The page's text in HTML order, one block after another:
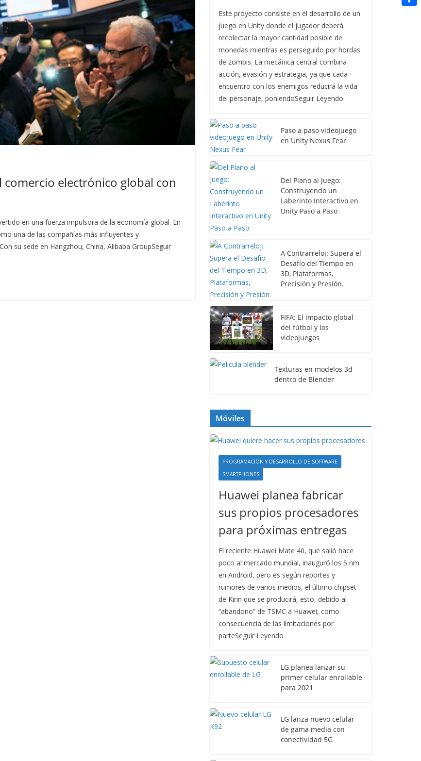
electrónico global con
en una fuerza impulsora de la economía global. En
una de las compañías más influyentes y
su sede en Hangzhou, China, Alibaba GroupSeguir
Este proyecto consiste en el desarrollo de un
juego en Unity donde el jugador deberá
recolectar la mayor cantidad posible de
monedas mientras es perseguido por hordas
de zombis. La mecánica central combina
acción, evasión y estrategia, ya que cada
encuentro con los enemigos reducirá la vida
del personaje, poniendoSeguir Leyendo
Paso a paso videojuego
en Unity Nexus Fear
Del Plano al Juego:
Construyendo un
Laberinto Interactivo en
Unity Paso a Paso
A Contrarreloj: Supera el
Desafío del Tiempo en
3D, Plataformas,
Precisión y Presión.
FIFA: El impacto global
del fútbol y los
videojuegos
Texturas en modelos 3d
dentro de Blender
Móviles
PROGRAMACIÓN Y DESARROLLO DE SOFTWARE
SMARTPHONES
Huawei planea fabricar
sus propios procesadores
para próximas entregas
El reciente Huawei Mate 40, que salió hace
poco al mercado mundial, inauguró los 5 nm
en Android, pero es según reportes y
rumores de varios medios, el último chipset
de Kirin que se producirá, esto, debido al
“abandono” de TSMC a Huawei, como
consecuencia de las limitaciones por
parteSeguir Leyendo
LG planea lanzar su
primer celular enrollable
para 2021
LG lanza nuevo celular
de gama media con
conectividad 5G
n
a